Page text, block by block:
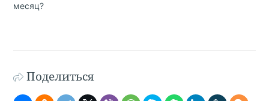
месяц?
Поделиться